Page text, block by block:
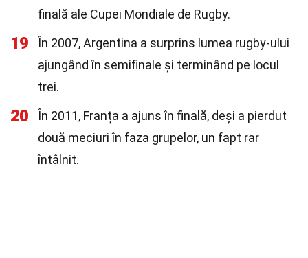
finală ale Cupei Mondiale de Rugby.
19
În 2007, Argentina a surprins lumea rugby-ului
ajungând în semifinale și terminând pe locul
trei.
20
În 2011, Franța a ajuns în finală, deși a pierdut
două meciuri în faza grupelor, un fapt rar
întâlnit.